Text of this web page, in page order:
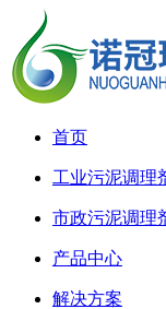
首页
工业污泥调理
市政污泥调理
产品中心
解决方案